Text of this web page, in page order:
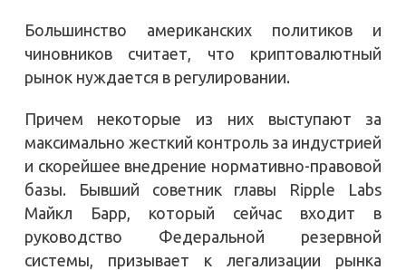
Большинство американских политиков и
чиновников считает, что криптовалютный
рынок нуждается в регулировании.
Причем некоторые из них выступают за
максимально жесткий контроль за индустрией
и скорейшее внедрение нормативно-правовой
базы. Бывший советник главы Ripple Labs
Майкл Барр, который сейчас входит в
руководство Федеральной резервной
системы, призывает к легализации рынка